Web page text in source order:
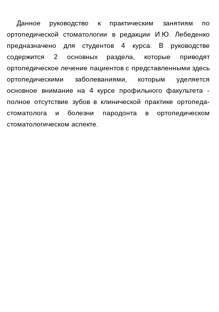
Данное руководство к практическим занятиям по
ортопедической стоматологии в редакции И.Ю. Лебеденко
предназначено для студентов 4 курса. В руководстве
содержится 2 основных раздела, которые приводят
ортопедическое лечение пациентов с представленными здесь
ортопедическими заболеваниями, которым уделяется
основное внимание на 4 курсе профильного факультета -
полное отсутствие зубов в клинической практике ортопеда-
стоматолога и болезни пародонта в ортопедическом
стоматологическом аспекте.